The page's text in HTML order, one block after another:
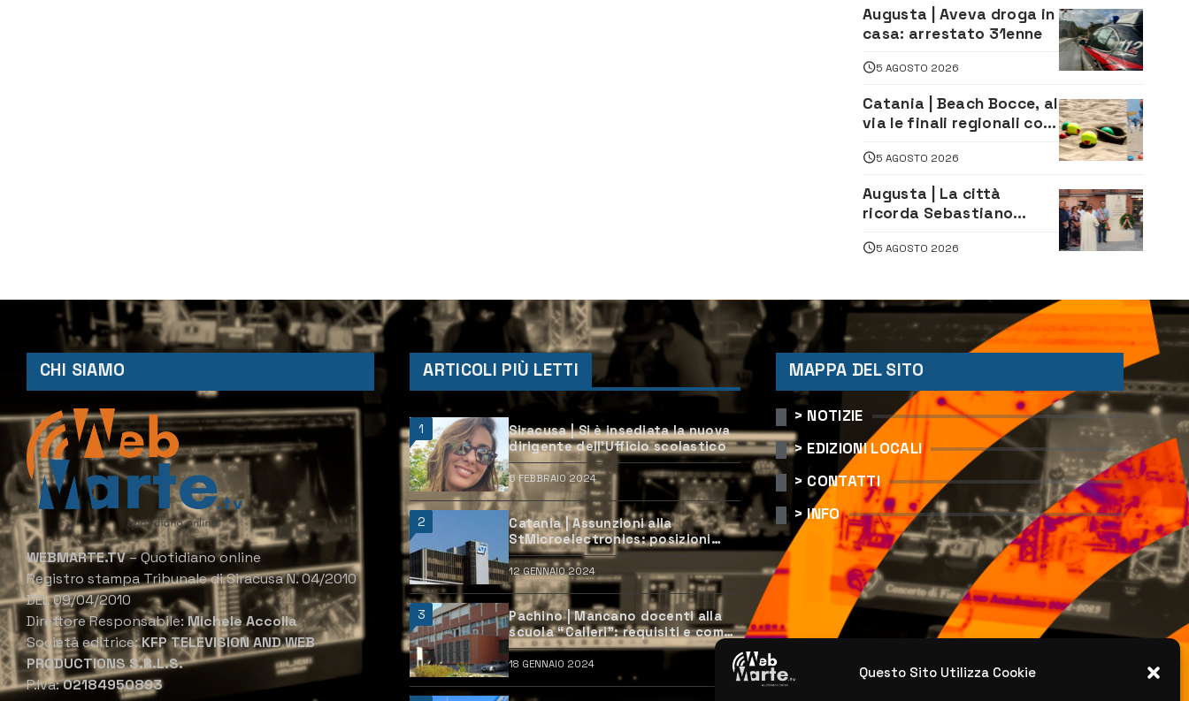
Questo Sito Utilizza Cookie
Sortino
Augusta | Aveva droga in
casa: arrestato 31enne
5 AGOSTO 2026
Catania | Beach Bocce, al
via le finali regionali con
5 AGOSTO 2026
Augusta | La città
ricorda Sebastiano
piazza dedicata al
5 AGOSTO 2026
CHI SIAMO
WEBMARTE.TV– Quotidiano online
Registro stampa Tribunale di Siracusa N. 04/2010
DEL 09/04/2010
Direttore Responsabile:Michele Accolla
Società editrice:KFP TELEVISION AND WEB
PRODUCTIONS S.R.L.S.
P.Iva:02184950893
ARTICOLI PIÙ LETTI
1
Siracusa | Si è insediata la nuova
dirigente dell’Ufficio scolastico
6 FEBBRAIO 2024
2
Catania | Assunzioni alla
StMicroelectronics: posizioni
aperte e come candidarsi
12 GENNAIO 2024
3
Pachino | Mancano docenti alla
scuola “Calleri”: requisiti e come
candidarsi
18 GENNAIO 2024
MAPPA DEL SITO
> NOTIZIE
> EDIZIONI LOCALI
> CONTATTI
> INFO